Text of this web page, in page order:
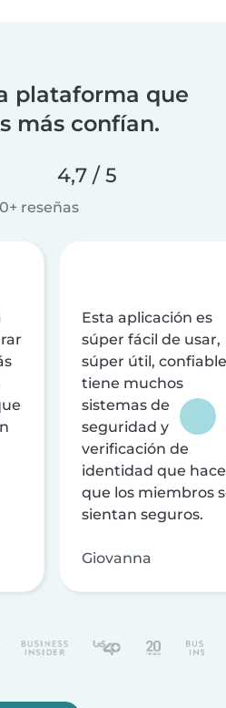
plataforma que
más confían.
4,7 / 5
reseñas
Esta aplicación es
súper fácil de usar,
súper útil,
tiene muchos
sistemas de
seguridad y
verificación de
identidad que
que los miembros
sientan seguros.
Giovanna